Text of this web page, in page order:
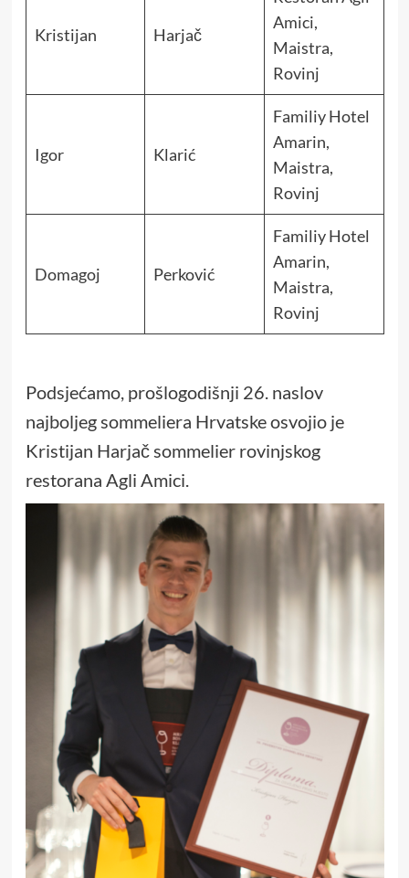
Kristijan Harjač
Amici,
Maistra,
Rovinj
Igor Klarić
Familiy Hotel
Amarin,
Maistra,
Rovinj
Domagoj Perković
Familiy Hotel
Amarin,
Maistra,
Rovinj
Podsjećamo, prošlogodišnji 26. naslov
najboljeg sommeliera Hrvatske osvojio je
Kristijan Harjač sommelier rovinjskog
restorana Agli Amici.